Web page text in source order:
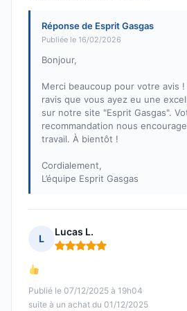
Réponse de Esprit Gasgas
Publiée le 16/02/2026
Bonjour,
Merci beaucoup pour votre avis !
ravis que vous ayez eu une
sur notre site "Esprit Gasgas".
recommandation nous
travail. À bientôt !
Cordialement,
L’équipe Esprit Gasgas
L
Lucas L.
Note : 5 sur 5
Publié le 07/12/2025 à 19h04
suite à un achat du 01/12/2025